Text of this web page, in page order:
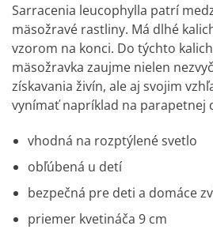
Hodnotenie
základe
1
zákazníckej
Sarracenia leucophylla patrí
mäsožravé rastliny. Má dlhé
vzorom na konci. Do týchto
mäsožravka zaujme nielen
získavania živín, ale aj svojim
vynímať napríklad na parapetnej
vhodná na rozptýlené svetlo
obľúbená u detí
bezpečná pre deti a domáce
priemer kvetináča 9 cm